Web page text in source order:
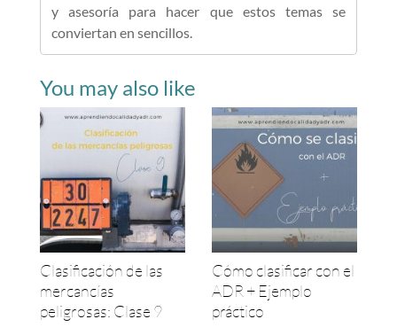
y asesoría para hacer que estos temas se
conviertan en sencillos.
You may also like
Clasificación de las
mercancías
peligrosas: Clase 9
Cómo clasificar con el
ADR + Ejemplo
práctico